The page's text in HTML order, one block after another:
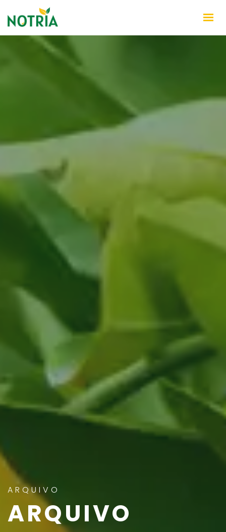
PRODUTOS
CONTATO
ARQUIVO
ARQUIVO